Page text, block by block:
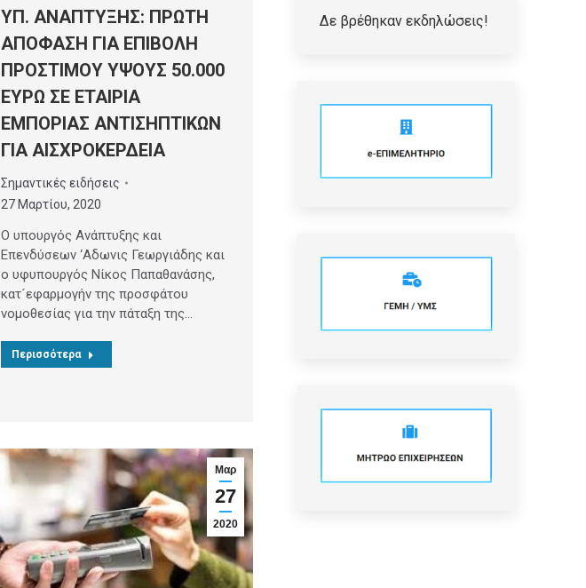
ΥΠ. ΑΝΑΠΤΥΞΗΣ: ΠΡΩΤΗ
ΑΠΟΦΑΣΗ ΓΙΑ ΕΠΙΒΟΛΗ
ΠΡΟΣΤΙΜΟΥ ΥΨΟΥΣ 50.000
ΕΥΡΩ ΣΕ ΕΤΑΙΡΙΑ
ΕΜΠΟΡΙΑΣ ΑΝΤΙΣΗΠΤΙΚΩΝ
ΓΙΑ ΑΙΣΧΡΟΚΕΡΔΕΙΑ
Σημαντικές ειδήσεις
27 Μαρτίου, 2020
Ο υπουργός Ανάπτυξης και
Επενδύσεων ‘Αδωνις Γεωργιάδης και
ο υφυπουργός Νίκος Παπαθανάσης,
κατ´εφαρμογήν της προσφάτου
νομοθεσίας για την πάταξη της…
Περισσότερα
Μαρ
27
2020
Δε βρέθηκαν εκδηλώσεις!